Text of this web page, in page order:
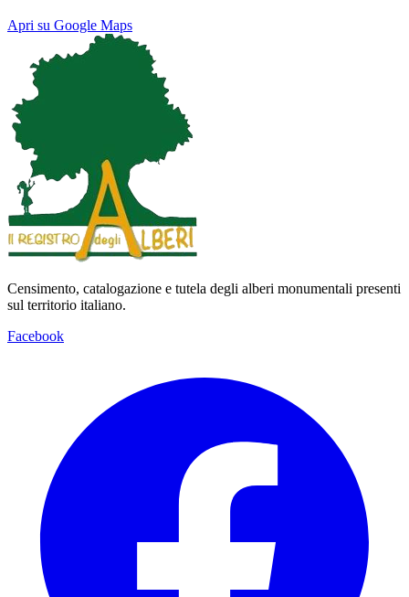
Apri su Google Maps
Map Satellite
Keyboard shortcuts
Censimento, catalogazione e tutela degli alberi monumentali presenti
sul territorio italiano.
Facebook